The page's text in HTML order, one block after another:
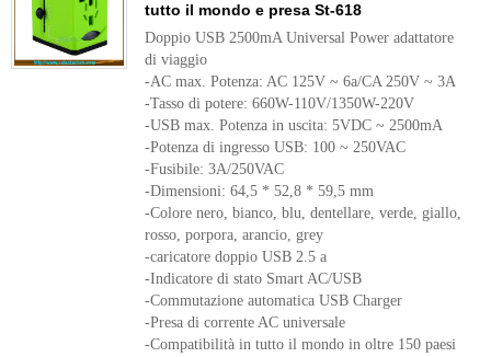
tutto il mondo e presa St-618
Doppio USB 2500mA Universal Power adattatore
di viaggio
-AC max. Potenza: AC 125V ~ 6a/CA 250V ~ 3A
-Tasso di potere: 660W-110V/1350W-220V
-USB max. Potenza in uscita: 5VDC ~ 2500mA
-Potenza di ingresso USB: 100 ~ 250VAC
-Fusibile: 3A/250VAC
-Dimensioni: 64,5 * 52,8 * 59,5 mm
-Colore nero, bianco, blu, dentellare, verde, giallo,
rosso, porpora, arancio, grey
-caricatore doppio USB 2.5 a
-Indicatore di stato Smart AC/USB
-Commutazione automatica USB Charger
-Presa di corrente AC universale
-Compatibilità in tutto il mondo in oltre 150 paesi